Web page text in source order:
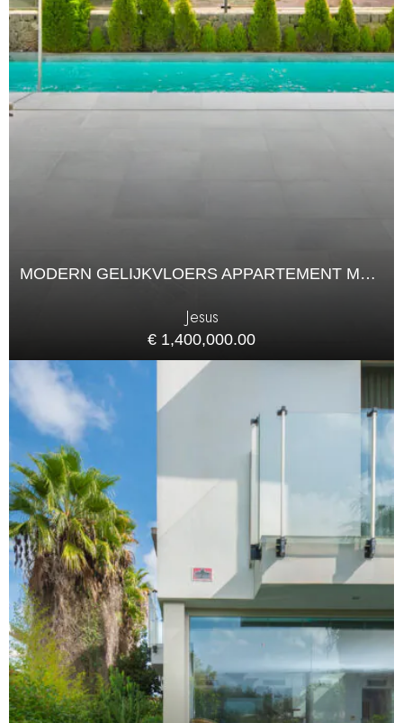
MODERN GELIJKVLOERS APPARTEMENT MET PRIVÉZWEMBAD IN JESÚS
Jesus
€ 1,400,000.00